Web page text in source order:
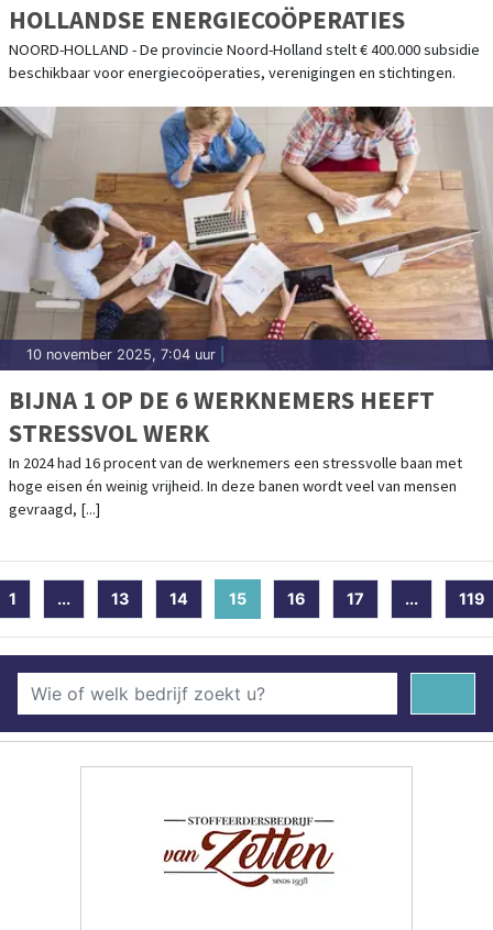
HOLLANDSE ENERGIECOÖPERATIES
NOORD-HOLLAND - De provincie Noord-Holland stelt € 400.000 subsidie
beschikbaar voor energiecoöperaties, verenigingen en stichtingen.
10 november 2025, 7:04 uur
BIJNA 1 OP DE 6 WERKNEMERS HEEFT
STRESSVOL WERK
In 2024 had 16 procent van de werknemers een stressvolle baan met
hoge eisen én weinig vrijheid. In deze banen wordt veel van mensen
gevraagd, [...]
1 ... 13 14 15(current)
16 17 ... 119